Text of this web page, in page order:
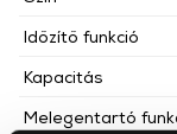
Időzítő funkció
Kapacitás
Melegentartó